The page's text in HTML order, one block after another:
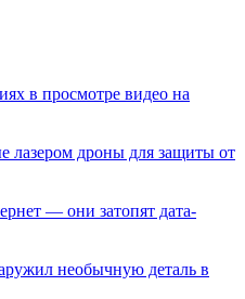
в просмотре видео на
лазером дроны для защиты от
— они затопят дата-
необычную деталь в